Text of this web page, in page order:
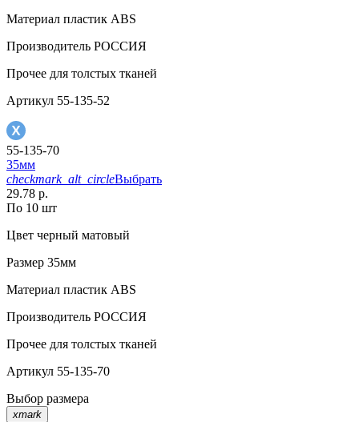
Материал пластик АВS
Производитель РОССИЯ
Прочее для толстых тканей
Артикул 55-135-52
55-135-70
35мм
checkmark_alt_circleВыбрать
29.78 р.
По 10 шт
Цвет черный матовый
Размер 35мм
Материал пластик АВS
Производитель РОССИЯ
Прочее для толстых тканей
Артикул 55-135-70
Выбор размера
xmark